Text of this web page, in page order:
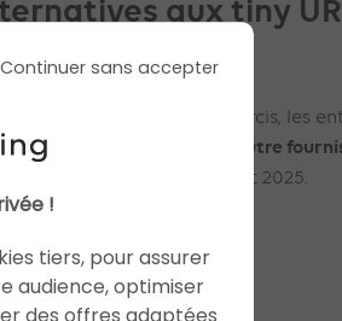
aux tiny
face à la fin des liens raccourcis, les
à les
transférer vers un autre
. Et ce, avant le 25 août 2025.
;
;
Continuer sans accepter
!
tiers, pour assurer
audience, optimiser